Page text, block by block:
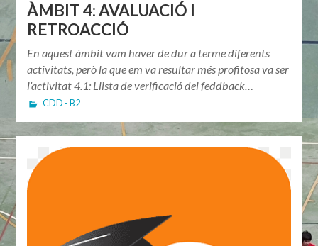
ÀMBIT 4: AVALUACIÓ I
RETROACCIÓ
En aquest àmbit vam haver de dur a terme diferents
activitats, però la que em va resultar més profitosa va ser
l’activitat 4.1: Llista de verificació del feddback…
CDD - B2